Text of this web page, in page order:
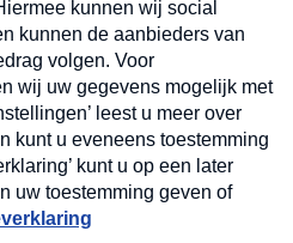
op onze
en dinsdagochtend in uw